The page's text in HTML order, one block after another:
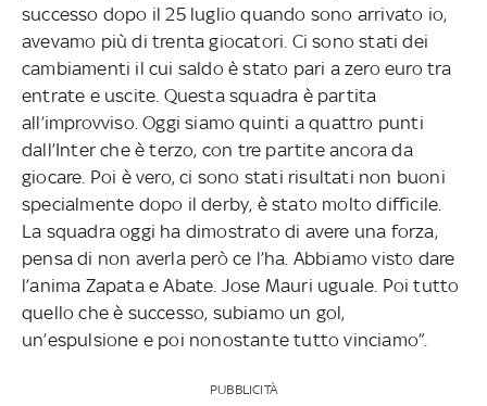
successo dopo il 25 luglio quando sono arrivato io,
avevamo più di trenta giocatori. Ci sono stati dei
cambiamenti il cui saldo è stato pari a zero euro tra
entrate e uscite. Questa squadra è partita
all’improvviso. Oggi siamo quinti a quattro punti
dall’Inter che è terzo, con tre partite ancora da
giocare. Poi è vero, ci sono stati risultati non buoni
specialmente dopo il derby, è stato molto difficile.
La squadra oggi ha dimostrato di avere una forza,
pensa di non averla però ce l’ha. Abbiamo visto dare
l’anima Zapata e Abate. Jose Mauri uguale. Poi tutto
quello che è successo, subiamo un gol,
un’espulsione e poi nonostante tutto vinciamo”.
PUBBLICITÀ